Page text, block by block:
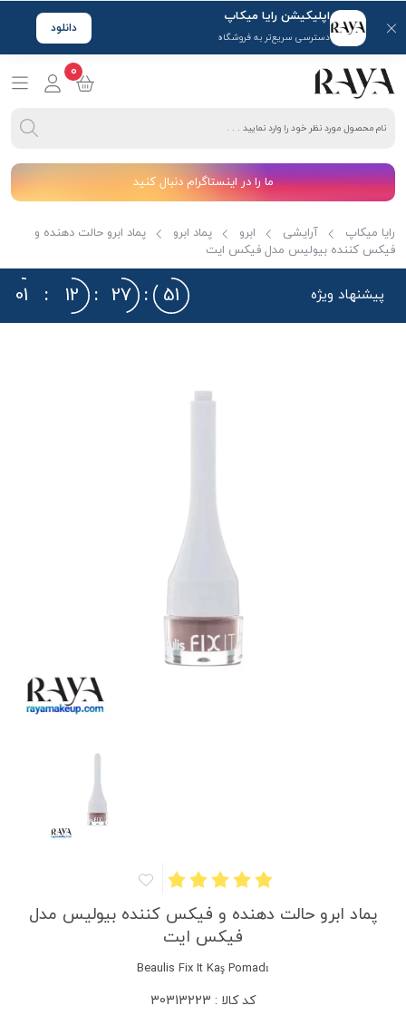
اپلیکیشن رایا میکاپ
دسترسی سریع‌تر به فروشگاه
دانلود
0
ما را در اینستاگرام دنبال کنید
رایا میکاپ آرایشی ابرو پماد ابرو
پماد ابرو حالت دهنده و
فیکس کننده بیولیس مدل فیکس ایت
پیشنهاد ویژه 01 : 12 : 27 : 50
پماد ابرو حالت دهنده و فیکس کننده بیولیس مدل
فیکس ایت
Beaulis Fix It Kaş Pomadı
کد کالا : 30313223